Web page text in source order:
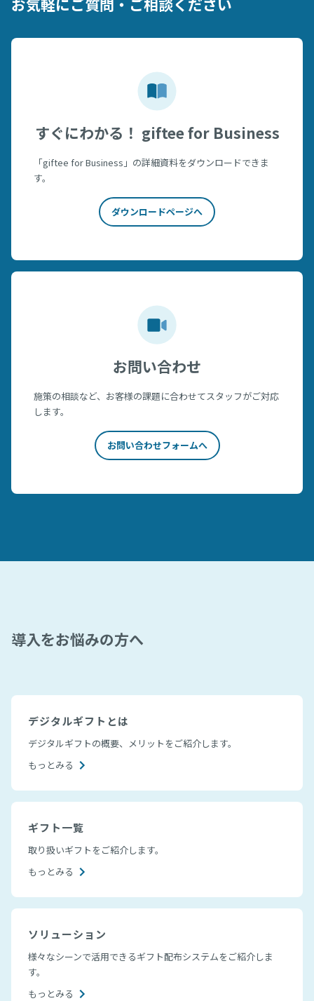
すぐにわかる！ giftee for Business
「giftee for Business」の詳細資料をダウンロードできま
す。
ダウンロードページへ
お問い合わせ
施策の相談など、お客様の課題に合わせてスタッフがご対応
します。
お問い合わせフォームへ
導入をお悩みの方へ
デジタルギフトとは
デジタルギフトの概要、メリットをご紹介します。
もっとみる
ギフト一覧
取り扱いギフトをご紹介します。
もっとみる
ソリューション
様々なシーンで活用できるギフト配布システムをご紹介しま
す。
もっとみる